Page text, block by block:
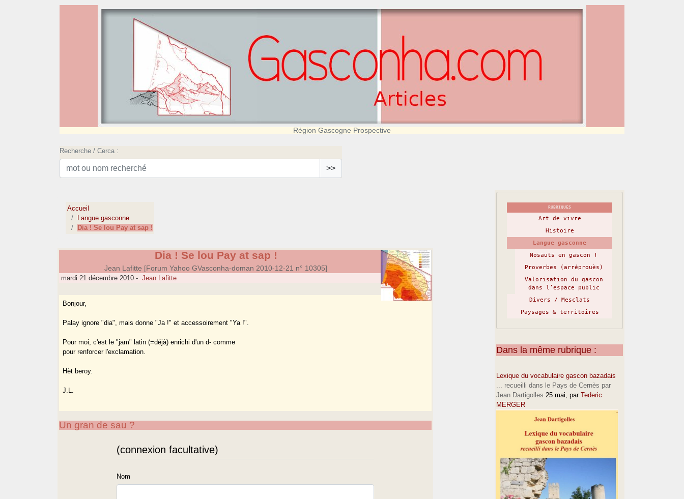
Région Gascogne Prospective
Recherche / Cerca :
>>
Accueil
Langue gasconne
Dia ! Se lou Pay at sap !
Dia ! Se lou Pay at sap !
Jean Lafitte [Forum Yahoo GVasconha-doman 2010-12-21 n° 10305]
mardi 21 décembre 2010 - Jean Lafitte
Bonjour,
Palay ignore "dia", mais donne "Ja !" et accessoirement "Ya !".
Pour moi, c'est le "jam" latin (=déjà) enrichi d'un d- comme
pour renforcer l'exclamation.
Hèt beroy.
J.L.
Un gran de sau ?
(connexion facultative)
Nom
RUBRIQUES
Art de vivre
Histoire
Langue gasconne
Nosauts en gascon !
Proverbes (arréprouès)
Valorisation du gascon
dans l’espace public
Divers / Mesclats
Paysages & territoires
Dans la même rubrique :
Lexique du vocabulaire gascon bazadais
... recueilli dans le Pays de Cernès par
Jean Dartigolles 25 mai, par Tederic
MERGER